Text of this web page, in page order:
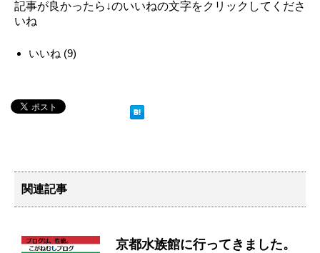
記事が良かったら↓のいいねの文字をクリックしてくださ
いね
いいね (9)
関連記事
京都水族館に行ってきました。